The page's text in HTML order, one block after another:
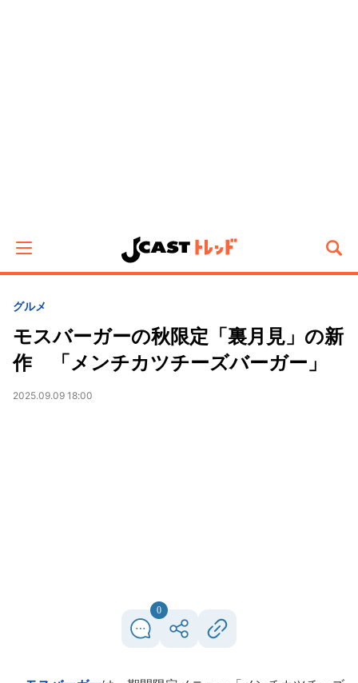
グルメ
モスバーガーの秋限定「裏月見」の新
作 「メンチカツチーズバーガー」
2025.09.09 18:00
0